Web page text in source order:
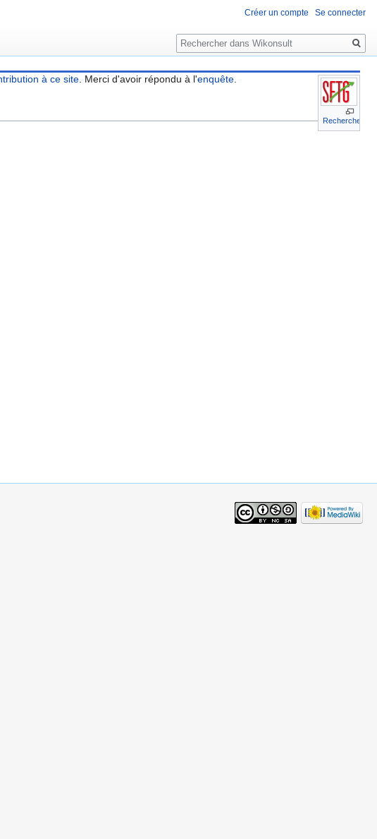
Recherche
à ce site. Merci d'avoir répondu à l'enquête.
Créer un compte Se connecter
Rechercher